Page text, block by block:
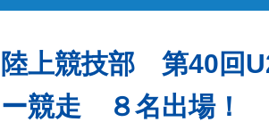
陸上競技部 第40回
ー競走 ８名出場！